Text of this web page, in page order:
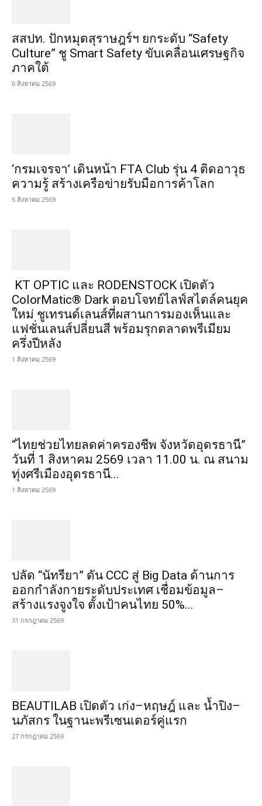
สสปท. ปักหมุดสุราษฎร์ฯ ยกระดับ “Safety
Culture” ชู Smart Safety ขับเคลื่อนเศรษฐกิจ
ภาคใต้
6 สิงหาคม 2569
‘กรมเจรจา’ เดินหน้า FTA Club รุ่น 4 ติดอาวุธ
ความรู้ สร้างเครือข่ายรับมือการค้าโลก
5 สิงหาคม 2569
KT OPTIC และ RODENSTOCK เปิดตัว
ColorMatic® Dark ตอบโจทย์ไลฟ์สไตล์คนยุค
ใหม่ ชูเทรนด์เลนส์ที่ผสานการมองเห็นและ
แฟชั่นเลนส์ปลี่ยนสี พร้อมรุกตลาดพรีเมียม
ครึ่งปีหลัง
1 สิงหาคม 2569
“ไทยช่วยไทยลดค่าครองชีพ จังหวัดอุดรธานี”
วันที่ 1 สิงหาคม 2569 เวลา 11.00 น. ณ สนาม
ทุ่งศรีเมืองอุดรธานี...
1 สิงหาคม 2569
ปลัด “นัทรียา” ดัน CCC สู่ Big Data ด้านการ
ออกกำลังกายระดับประเทศ เชื่อมข้อมูล–
สร้างแรงจูงใจ ตั้งเป้าคนไทย 50%...
31 กรกฎาคม 2569
BEAUTILAB เปิดตัว เก่ง–หฤษฎ์ และ น้ำปิง–
นภัสกร ในฐานะพรีเซนเตอร์คู่แรก
27 กรกฎาคม 2569